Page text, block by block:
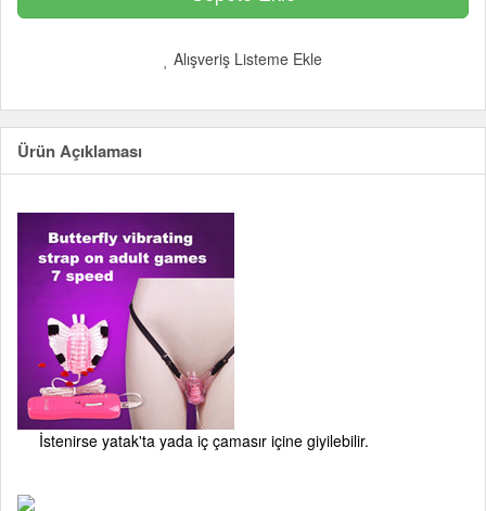
Alışveriş Listeme Ekle
Ürün Açıklaması
İstenirse yatak'ta yada iç çamasır içine giyilebilir.